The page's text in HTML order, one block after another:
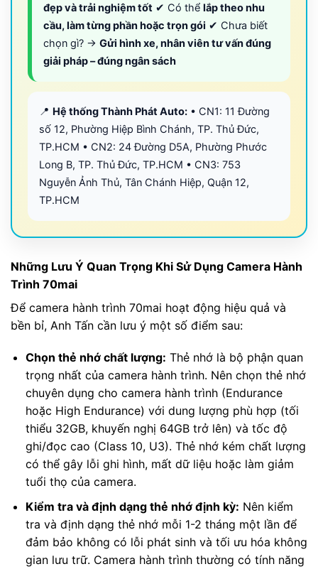
đẹp và trải nghiệm tốt ✔ Có thể lắp theo nhu
cầu, làm từng phần hoặc trọn gói ✔ Chưa biết
chọn gì? → Gửi hình xe, nhân viên tư vấn đúng
giải pháp – đúng ngân sách
📍 Hệ thống Thành Phát Auto: • CN1: 11 Đường
số 12, Phường Hiệp Bình Chánh, TP. Thủ Đức,
TP.HCM • CN2: 24 Đường D5A, Phường Phước
Long B, TP. Thủ Đức, TP.HCM • CN3: 753
Nguyễn Ảnh Thủ, Tân Chánh Hiệp, Quận 12,
TP.HCM
Những Lưu Ý Quan Trọng Khi Sử Dụng Camera Hành
Trình 70mai
Để camera hành trình 70mai hoạt động hiệu quả và
bền bỉ, Anh Tấn cần lưu ý một số điểm sau:
Chọn thẻ nhớ chất lượng: Thẻ nhớ là bộ phận quan
trọng nhất của camera hành trình. Nên chọn thẻ nhớ
chuyên dụng cho camera hành trình (Endurance
hoặc High Endurance) với dung lượng phù hợp (tối
thiểu 32GB, khuyến nghị 64GB trở lên) và tốc độ
ghi/đọc cao (Class 10, U3). Thẻ nhớ kém chất lượng
có thể gây lỗi ghi hình, mất dữ liệu hoặc làm giảm
tuổi thọ của camera.
Kiểm tra và định dạng thẻ nhớ định kỳ: Nên kiểm
tra và định dạng thẻ nhớ mỗi 1-2 tháng một lần để
đảm bảo không có lỗi phát sinh và tối ưu hóa không
gian lưu trữ. Camera hành trình thường có tính năng